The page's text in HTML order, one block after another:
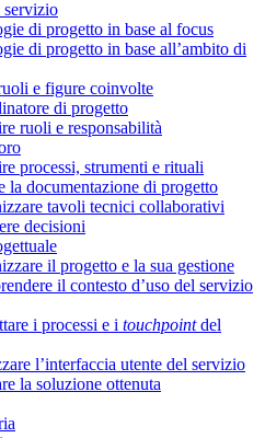
di progetto in base al focus
di progetto in base all’ambito di
e figure coinvolte
di progetto
ruoli e responsabilità
processi, strumenti e rituali
la documentazione di progetto
tavoli tecnici collaborativi
decisioni
il progetto e la sua gestione
il contesto d’uso del servizio
i processi e i touchpointdel
l’interfaccia utente del servizio
la soluzione ottenuta